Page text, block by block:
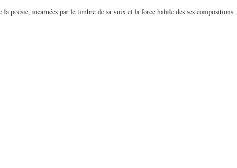
poésie, incarnées par le timbre de sa voix et la force habile des ses compositions.